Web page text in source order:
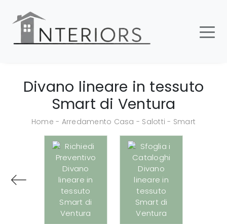
Divano lineare in tessuto
Smart di Ventura
Home - Arredamento Casa - Salotti - Smart